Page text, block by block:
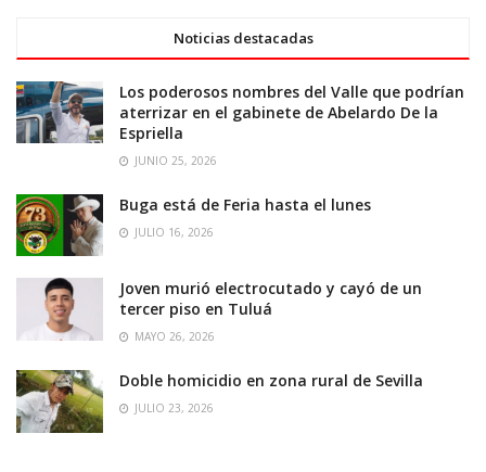
Noticias destacadas
Los poderosos nombres del Valle que podrían
aterrizar en el gabinete de Abelardo De la
Espriella
JUNIO 25, 2026
Buga está de Feria hasta el lunes
JULIO 16, 2026
Joven murió electrocutado y cayó de un
tercer piso en Tuluá
MAYO 26, 2026
Doble homicidio en zona rural de Sevilla
JULIO 23, 2026